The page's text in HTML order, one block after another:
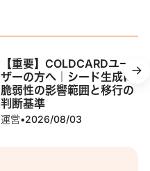
【重要】COLDCARDユー
ザーの方へ｜シード生成に
脆弱性の影響範囲と移行の
判断基準
運営•2026/08/03